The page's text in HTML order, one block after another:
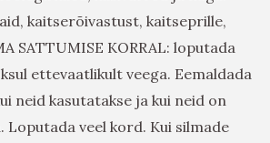
kaitserõivastust, kaitseprille,
SATTUMISE KORRAL: loputada
ettevaatlikult veega. Eemaldada
neid kasutatakse ja kui neid on
Loputada veel kord. Kui silmade